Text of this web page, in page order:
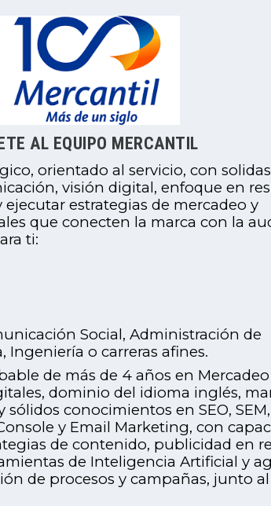
AL EQUIPO MERCANTIL
orientado al servicio, con solidas
visión digital, enfoque en
estrategias de mercadeo y
que conecten la marca con la
ti:
Social, Administración de
Ingeniería o carreras afines.
de más de 4 años en
dominio del idioma inglés,
sólidos conocimientos en SEO,
y Email Marketing, con
de contenido, publicidad en
de Inteligencia Artificial y
de procesos y campañas, junto